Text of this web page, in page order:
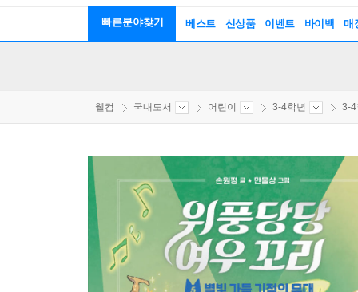
빠른분야찾기 베스트 신상품 이벤트 바이백 매
웰컴 국내도서 어린이 3-4학년 3-4